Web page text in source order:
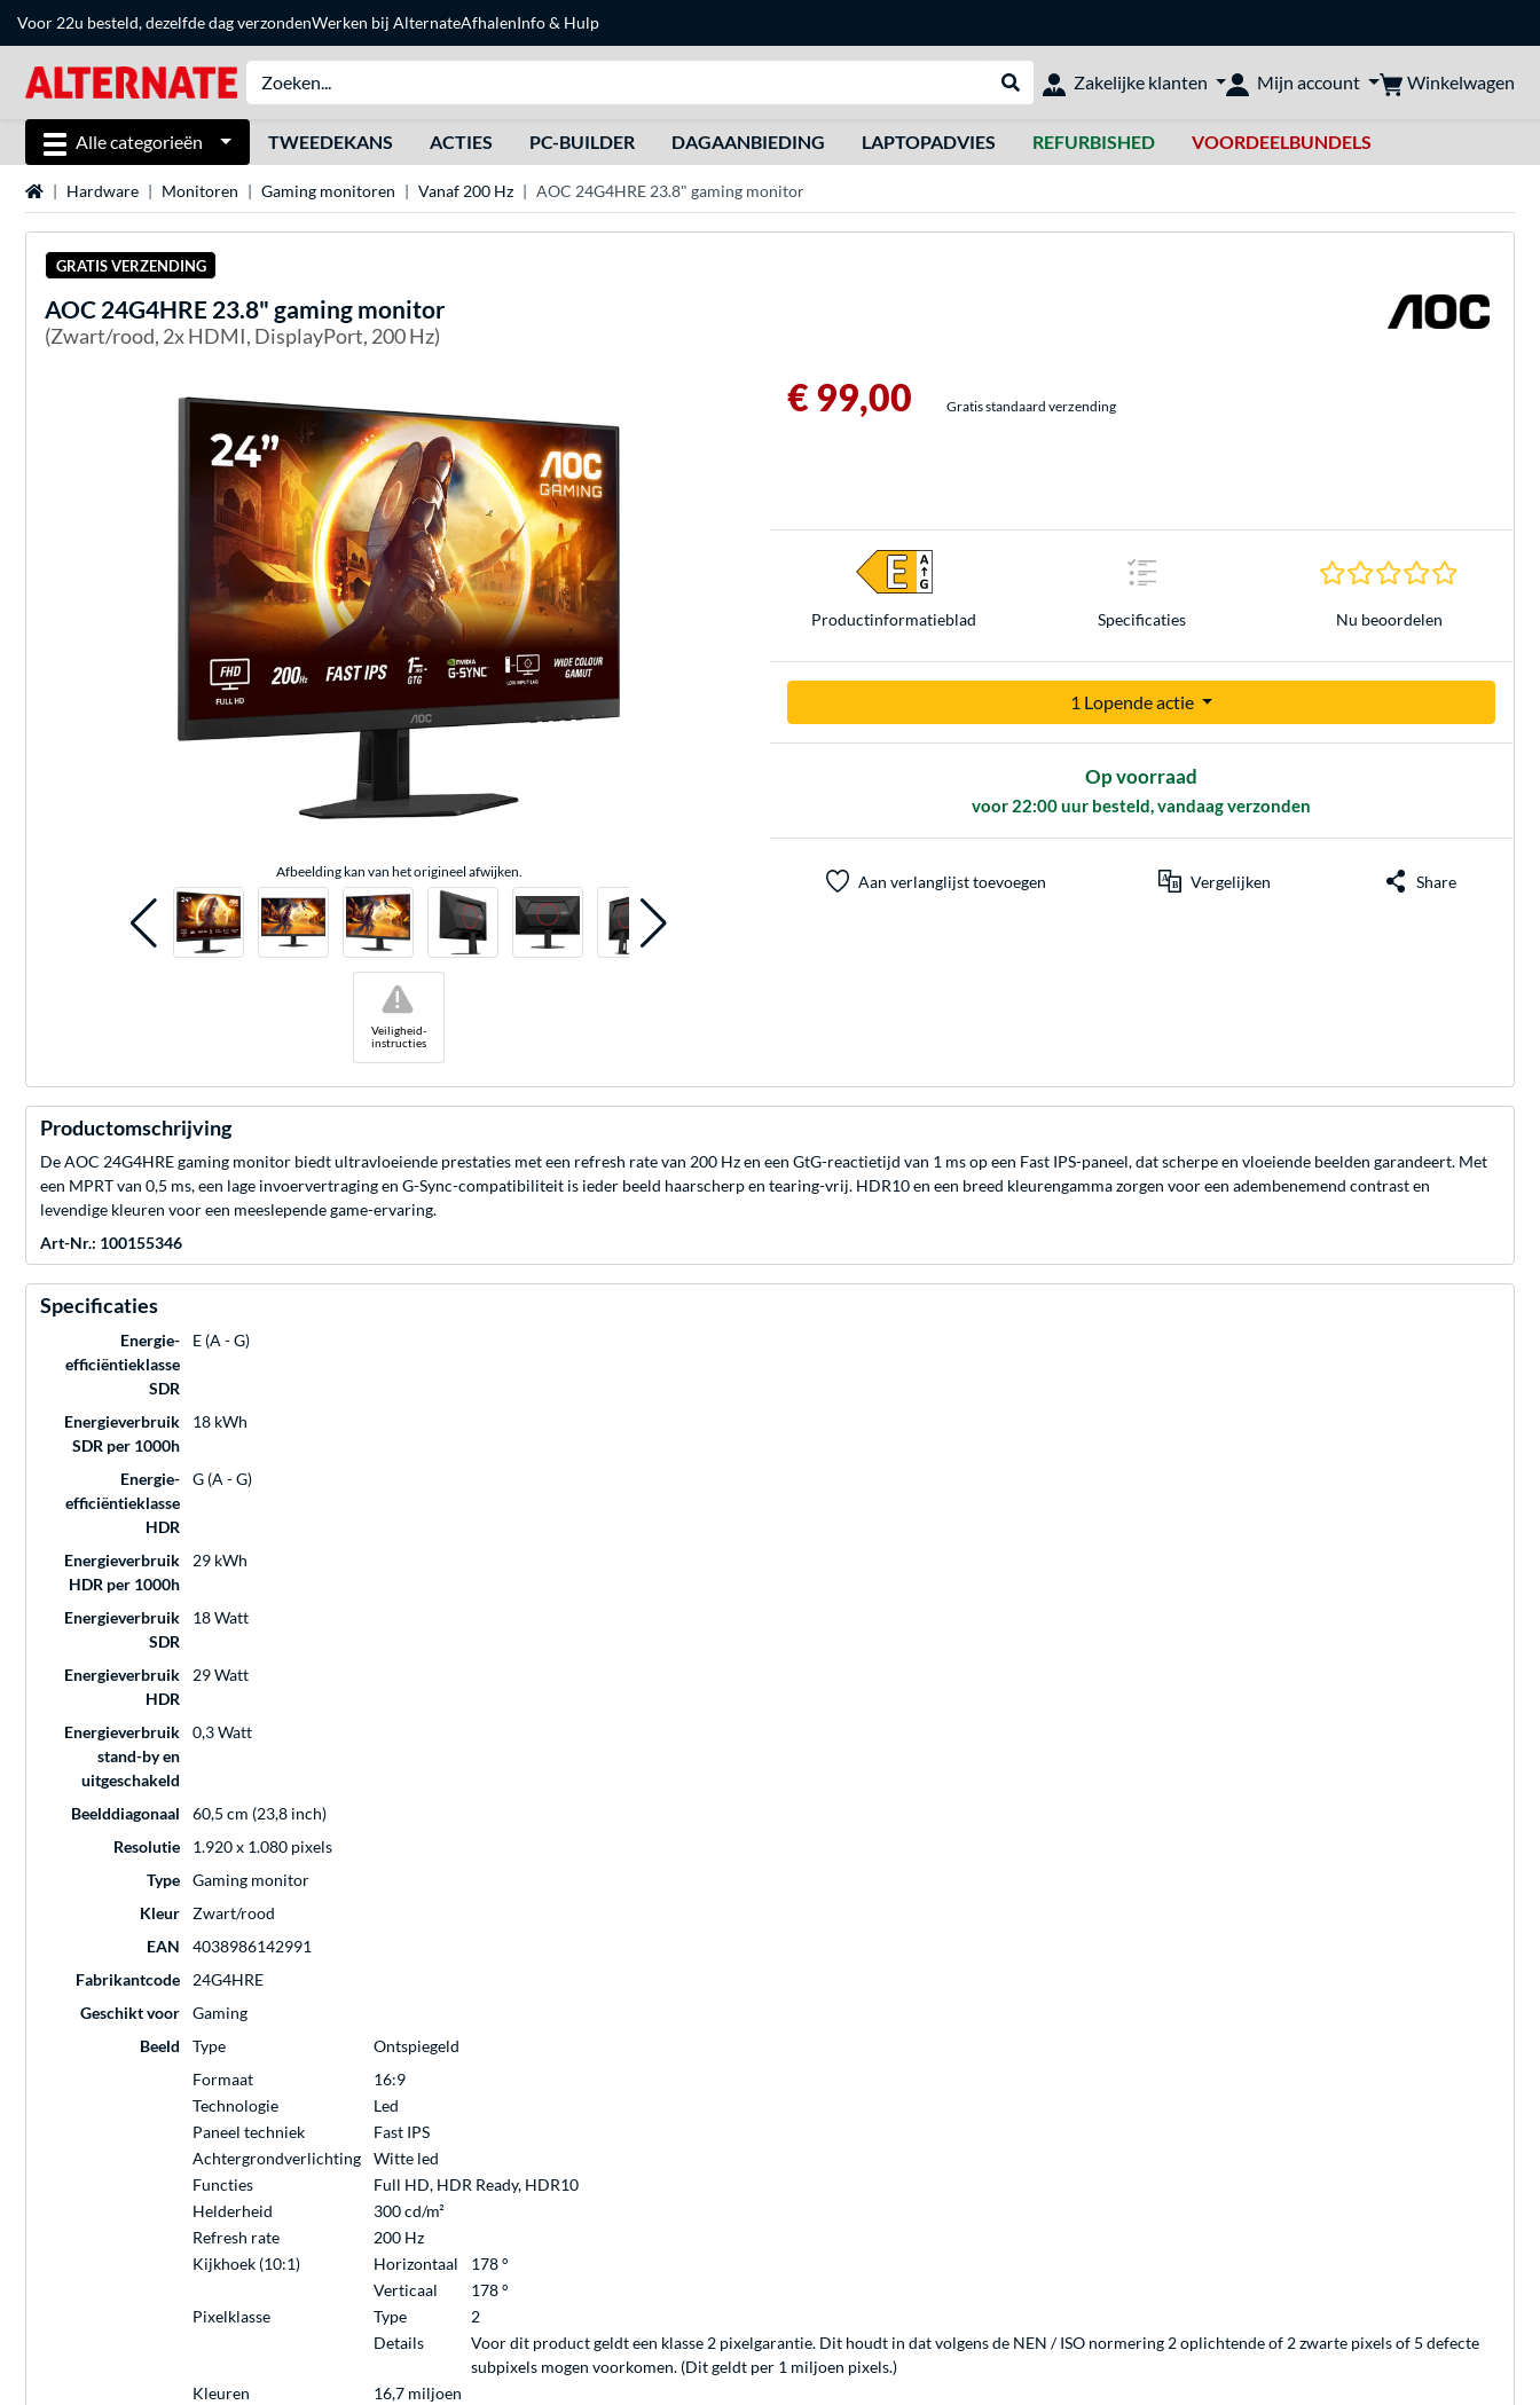
Voor 22u besteld, dezelfde dag verzondenWerken bij AlternateAfhalenInfo & Hulp
Webshop doorzoeken
Zakelijke klanten Mijn account Winkelwagen
Alle categorieën TWEEDEKANS ACTIES PC-BUILDER DAGAANBIEDING LAPTOPADVIES REFURBISHED VOORDEELBUNDELS
Home Hardware Monitoren Gaming monitoren Vanaf 200 Hz AOC 24G4HRE 23.8" gaming monitor
GRATIS VERZENDING
AOC 24G4HRE 23.8" gaming monitor
(Zwart/rood, 2x HDMI, DisplayPort, 200 Hz)
Afbeelding kan van het origineel afwijken.
Veiligheid-
instructies
!
€ 99,00 Gratis standaard verzending
Product­informatieblad Specificaties
0.0 sterren
Nu beoordelen
1 Lopende actie
Op voorraad
voor 22:00 uur besteld, vandaag verzonden
Aan verlanglijst toevoegen Vergelijken Share
Productomschrijving
De AOC 24G4HRE gaming monitor biedt ultravloeiende prestaties met een refresh rate van 200 Hz en een GtG-reactietijd van 1 ms op een Fast IPS-paneel, dat scherpe en vloeiende beelden garandeert. Met
een MPRT van 0,5 ms, een lage invoervertraging en G-Sync-compatibiliteit is ieder beeld haarscherp en tearing-vrij. HDR10 en een breed kleurengamma zorgen voor een adembenemend contrast en
levendige kleuren voor een meeslepende game-ervaring.
Art-Nr.: 100155346
Specificaties
Energie-
efficiëntieklasse
SDR
E (A - G)
Energieverbruik
SDR per 1000h
18 kWh
Energie-
efficiëntieklasse
HDR
G (A - G)
Energieverbruik
HDR per 1000h
29 kWh
Energieverbruik
SDR
18 Watt
Energieverbruik
HDR
29 Watt
Energieverbruik
stand-by en
uitgeschakeld
0,3 Watt
Beelddiagonaal
60,5 cm (23,8 inch)
Resolutie
1.920 x 1.080 pixels
Type
Gaming monitor
Kleur
Zwart/rood
EAN
4038986142991
Fabrikantcode
24G4HRE
Geschikt voor
Gaming
Beeld
Type
Ontspiegeld
Formaat
16:9
Technologie
Led
Paneel techniek
Fast IPS
Achtergrondverlichting
Witte led
Functies
Full HD, HDR Ready, HDR10
Helderheid
300 cd/m²
Refresh rate
200 Hz
Kijkhoek (10:1)
Horizontaal
178 °
Verticaal
178 °
Pixelklasse
Type
2
Details
Voor dit product geldt een klasse 2 pixelgarantie. Dit houdt in dat volgens de NEN / ISO normering 2 oplichtende of 2 zwarte pixels of 5 defecte
subpixels mogen voorkomen. (Dit geldt per 1 miljoen pixels.)
Kleuren
16,7 miljoen